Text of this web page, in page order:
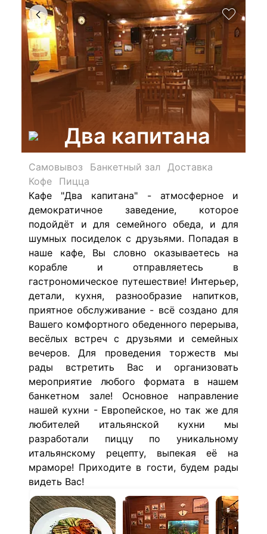
Два капитана
Самовывоз Банкетный зал
Доставка
Кофе
Пицца
Кафе "Два капитана" - атмосферное и
демократичное заведение, которое
подойдёт и для семейного обеда, и для
шумных посиделок с друзьями. Попадая в
наше кафе, Вы словно оказываетесь на
корабле и отправляетесь в
гастрономическое путешествие! Интерьер,
детали, кухня, разнообразие напитков,
приятное обслуживание - всё создано для
Вашего комфортного обеденного перерыва,
весёлых встреч с друзьями и семейных
вечеров. Для проведения торжеств мы
рады встретить Вас и организовать
мероприятие любого формата в нашем
банкетном зале! Основное направление
нашей кухни - Европейское, но так же для
любителей итальянской кухни мы
разработали пиццу по уникальному
итальянскому рецепту, выпекая её на
мраморе! Приходите в гости, будем рады
видеть Вас!